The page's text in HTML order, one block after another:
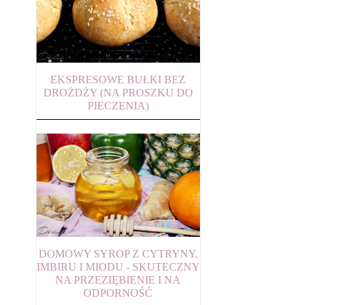
EKSPRESOWE BUŁKI BEZ
DROŻDŻY (NA PROSZKU DO
PIECZENIA)
DOMOWY SYROP Z CYTRYNY,
IMBIRU I MIODU - SKUTECZNY
NA PRZEZIĘBIENIE I NA
ODPORNOŚĆ